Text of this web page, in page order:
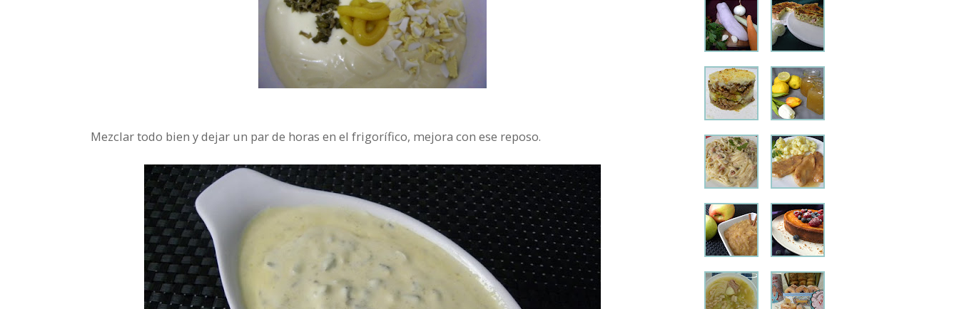
Mezclar todo bien y dejar un par de horas en el frigorífico, mejora con ese reposo.